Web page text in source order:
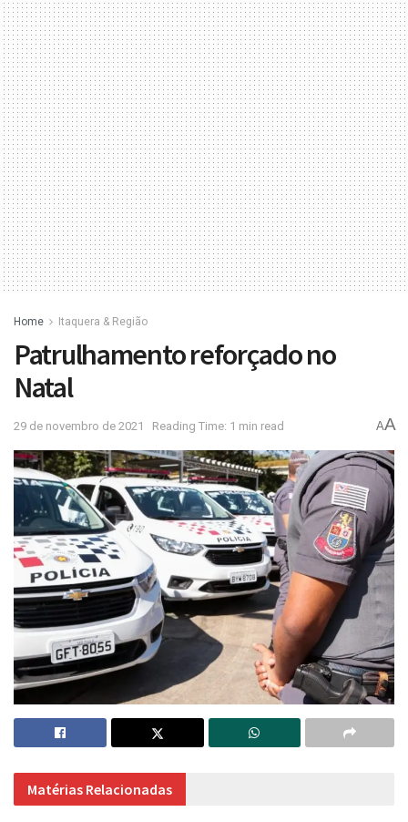
Home Itaquera & Região
Patrulhamento reforçado no
Natal
29 de novembro de 2021 Reading Time: 1 min read AA
Matérias Relacionadas